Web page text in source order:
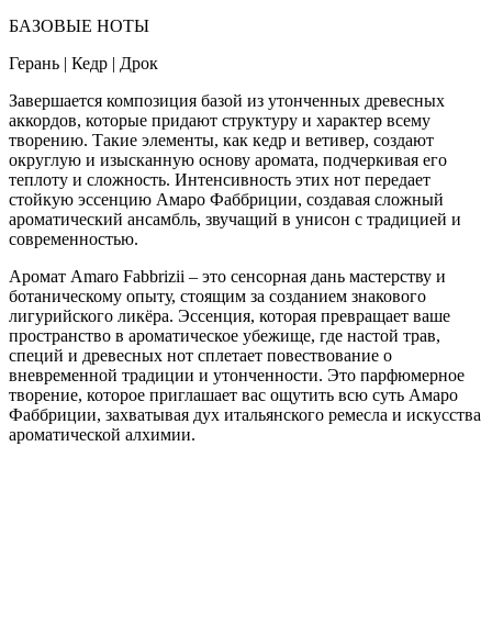
БАЗОВЫЕ НОТЫ
Герань | Кедр | Дрок
Завершается композиция базой из утонченных древесных
аккордов, которые придают структуру и характер всему
творению. Такие элементы, как кедр и ветивер, создают
округлую и изысканную основу аромата, подчеркивая его
теплоту и сложность. Интенсивность этих нот передает
стойкую эссенцию Амаро Фаббриции, создавая сложный
ароматический ансамбль, звучащий в унисон с традицией и
современностью.
Аромат Amaro Fabbrizii – это сенсорная дань мастерству и
ботаническому опыту, стоящим за созданием знакового
лигурийского ликёра. Эссенция, которая превращает ваше
пространство в ароматическое убежище, где настой трав,
специй и древесных нот сплетает повествование о
вневременной традиции и утонченности. Это парфюмерное
творение, которое приглашает вас ощутить всю суть Амаро
Фаббриции, захватывая дух итальянского ремесла и искусства
ароматической алхимии.